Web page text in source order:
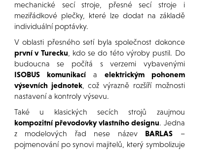
mechanické secí stroje, přesné secí stroje i
meziřádkové plečky, které lze dodat na základě
individuální poptávky.
V oblasti přesného setí byla společnost dokonce
první v Turecku , kdo se do této výroby pustil. Do
budoucna se počítá s verzemi vybavenými
ISOBUS komunikacía elektrickým pohonem
výsevních jednotek, což výrazně rozšíří možnosti
nastavení a kontroly výsevu.
Také u klasických secích strojů zaujmou
kompozitní převodovky vlastního designu. Jedna
z modelových řad nese název BARLAS –
pojmenování po synovi majitelů, který symbolizuje